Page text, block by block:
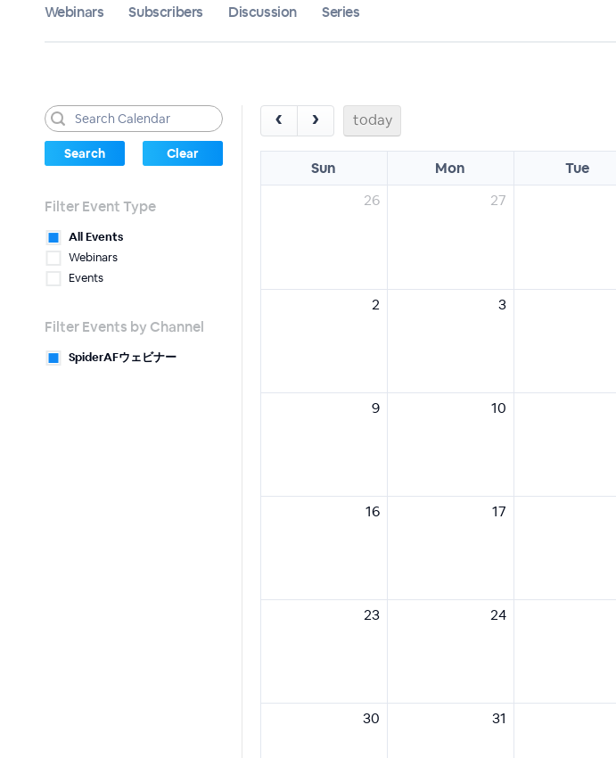
Webinars Subscribers Discussion Series
‹ › today
Sun Mon Tue
26
27
2 3
9 10
16 17
23 24
30 31
Filter Event Type
All Events
Webinars
Events
Filter Events by Channel
SpiderAFウェビナー